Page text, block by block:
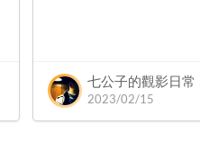
七公子的觀影日常
2023/02/15